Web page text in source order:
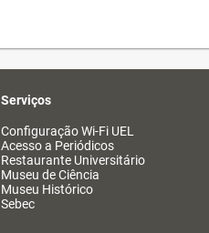
Serviços
Configuração Wi-Fi UEL
Acesso a Periódicos
Restaurante Universitário
Museu de Ciência
Museu Histórico
Sebec